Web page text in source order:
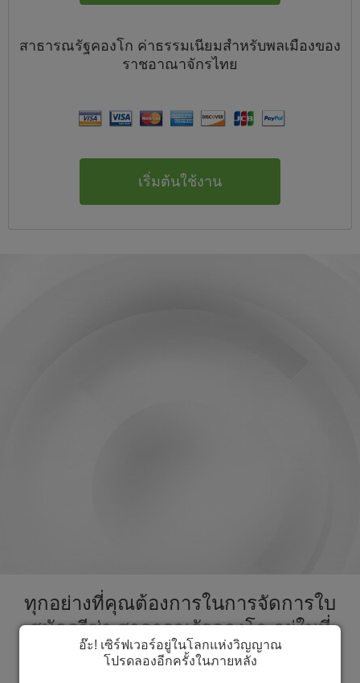
สาธารณรัฐคองโก ค่าธรรมเนียมสำหรับพลเมืองของ
ราชอาณาจักรไทย
เริ่มต้นใช้งาน
ทุกอย่างที่คุณต้องการในการจัดการใบ
สมัครวีซ่า สาธารณรัฐคองโก อยู่ในที่
เดียวกัน ส่งเร็วขึ้นกระบวนการใบสมัคร
อ๊ะ! เซิร์ฟเวอร์อยู่ในโลกแห่งวิญญาณ
โปรดลองอีกครั้งในภายหลัง